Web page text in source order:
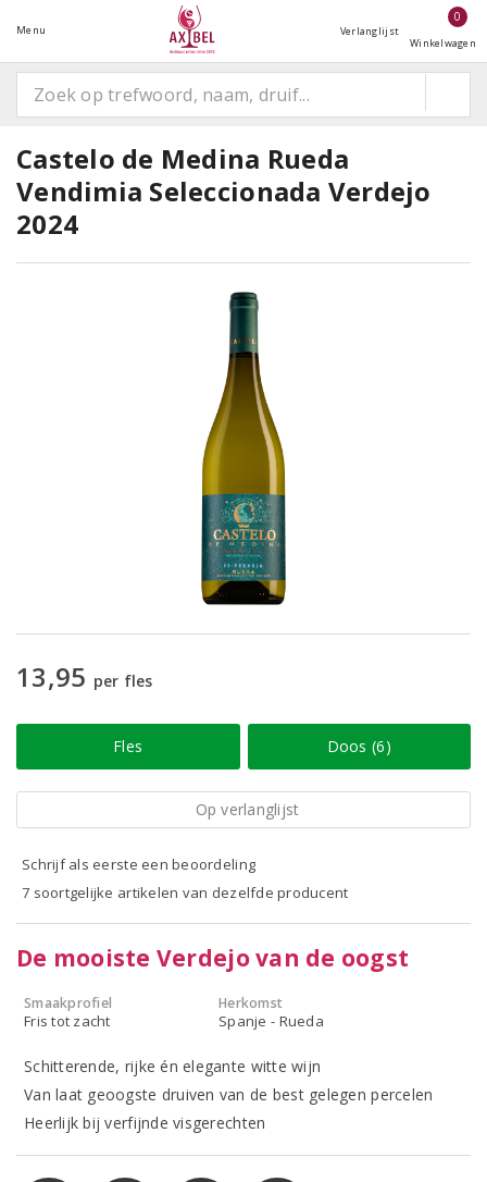
Menu Verlanglijst
0
Winkelwagen
Castelo de Medina Rueda
Vendimia Seleccionada Verdejo
2024
13,95 per fles
Fles Doos (6)
Op verlanglijst
Schrijf als eerste een beoordeling
7 soortgelijke artikelen van dezelfde producent
De mooiste Verdejo van de oogst
Smaakprofiel
Fris tot zacht
Herkomst
Spanje - Rueda
Schitterende, rijke én elegante witte wijn
Van laat geoogste druiven van de best gelegen percelen
Heerlijk bij verfijnde visgerechten